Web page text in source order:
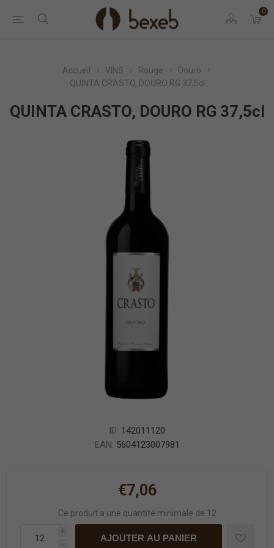
0
Accueil VINS Rouge
Douro
QUINTA CRASTO, DOURO RG 37,5cl
QUINTA CRASTO, DOURO RG 37,5cl
ID: 142011120
EAN: 5604123007981
€7,06
Ce produit a une quantité minimale de 12
i
h
AJOUTER AU PANIER